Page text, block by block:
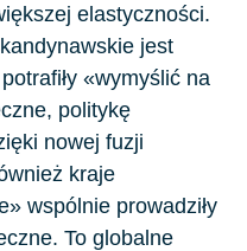
elastyczności.
jest
«wymyślić na
politykę
nowej fuzji
kraje
wspólnie prowadziły
To globalne